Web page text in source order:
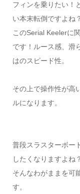
フィンを乗りたい！
い本末転倒ですよね
このSerial Keelerに
です！ルース感、滑
はのスピード性。
その上で操作性が高
ルになります。
普段スラスターボー
したくなりますよね
そんなわがままを可
す。